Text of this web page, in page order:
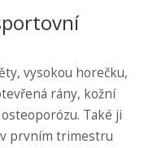
vysokou horečku,
rány, kožní
Také ji
prvním trimestru